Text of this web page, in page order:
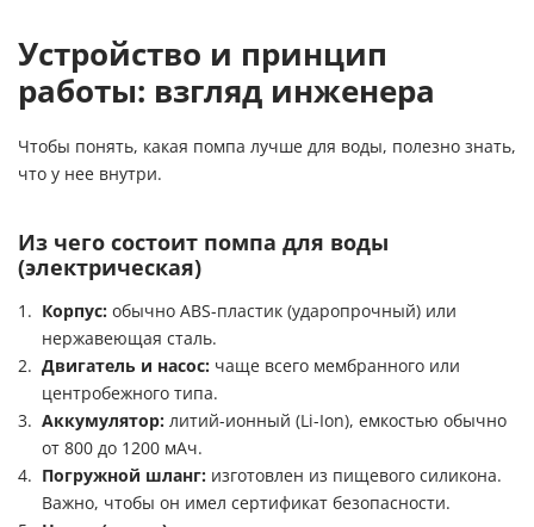
Устройство и принцип
работы: взгляд инженера
Чтобы понять, какая помпа лучше для воды, полезно знать,
что у нее внутри.
Из чего состоит помпа для воды
(электрическая)
Корпус: обычно ABS-пластик (ударопрочный) или
нержавеющая сталь.
Двигатель и насос: чаще всего мембранного или
центробежного типа.
Аккумулятор: литий-ионный (Li-Ion), емкостью обычно
от 800 до 1200 мАч.
Погружной шланг: изготовлен из пищевого силикона.
Важно, чтобы он имел сертификат безопасности.